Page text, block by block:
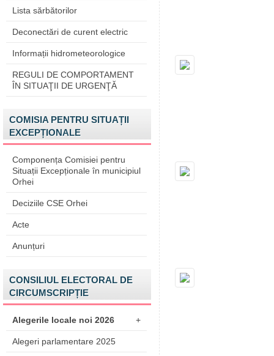
Lista sărbătorilor
Deconectări de curent electric
Informații hidrometeorologice
REGULI DE COMPORTAMENT
ÎN SITUAŢII DE URGENŢĂ
COMISIA PENTRU SITUAȚII
EXCEPȚIONALE
Componența Comisiei pentru
Situații Excepționale în municipiul
Orhei
Deciziile CSE Orhei
Acte
Anunțuri
CONSILIUL ELECTORAL DE
CIRCUMSCRIPȚIE
Alegerile locale noi 2026 +
Alegeri parlamentare 2025